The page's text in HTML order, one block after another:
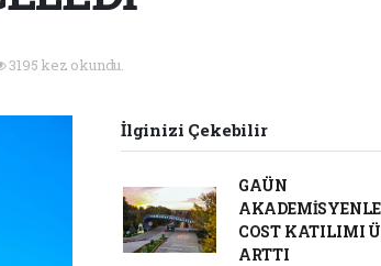
3195 kez okundu.
İlginizi Çekebilir
GAÜN
COST KATILIMI
ARTTI